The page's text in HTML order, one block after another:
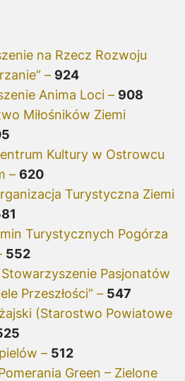
na Rzecz Rozwoju
– 924
Anima Loci – 908
Miłośników Ziemi
Kultury w Ostrowcu
– 620
Turystyczna Ziemi
Turystycznych Pogórza
552
Pasjonatów
Przeszłości” – 547
(Starostwo Powiatowe
– 512
Green – Zielone